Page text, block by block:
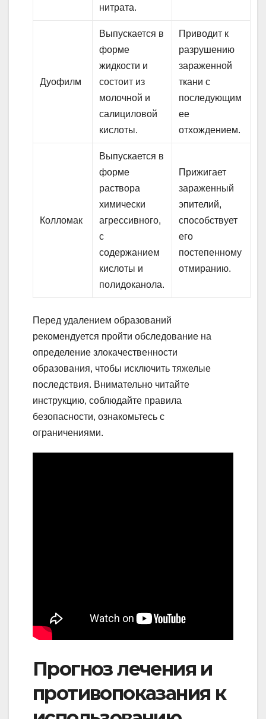
нитрата.
Дуофилм
Выпускается в
форме
жидкости и
состоит из
молочной и
салициловой
кислоты.
Приводит к
разрушению
зараженной
ткани с
последующим
ее
отхождением.
Колломак
Выпускается в
форме
раствора
химически
агрессивного,
с
содержанием
кислоты и
полидоканола.
Прижигает
зараженный
эпителий,
способствует
его
постепенному
отмиранию.
Перед удалением образований
рекомендуется пройти обследование на
определение злокачественности
образования, чтобы исключить тяжелые
последствия. Внимательно читайте
инструкцию, соблюдайте правила
безопасности, ознакомьтесь с
ограничениями.
Прогноз лечения и
противопоказания к